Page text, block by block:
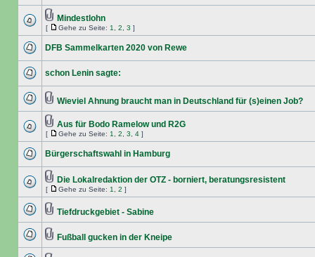
Mindestlohn
[ Gehe zu Seite: 1 2 3 ]
DFB Sammelkarten 2020 von Rewe
schon Lenin sagte:
Wieviel Ahnung braucht man in Deutschland für (s)einen Job?
Aus für Bodo Ramelow und R2G
[ Gehe zu Seite: 1 2 3 4 ]
Bürgerschaftswahl in Hamburg
Die Lokalredaktion der OTZ - borniert, beratungsresistent
[ Gehe zu Seite: 1 2 ]
Tiefdruckgebiet - Sabine
Fußball gucken in der Kneipe